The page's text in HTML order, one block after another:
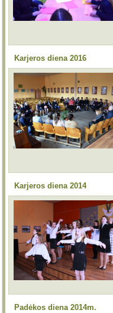
Karjeros diena 2016
Karjeros diena 2014
Padėkos diena 2014m.